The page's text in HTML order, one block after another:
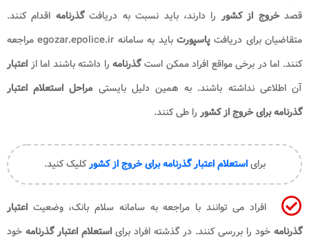
قصدخروج از کشور را دارند، باید نسبت به دریافتگذرنامه اقدام کنند.
متقاضیان برای دریافتپاسپورت
باید به سامانه egozar.epolice.ir مراجعه
کنند. اما در برخی مواقع افراد ممکن استگذرنامهرا داشته باشند اما از اعتبار
آن اطلاعی نداشته باشند. به همین دلیل بایستی مراحل استعلام اعتبار
گذرنامه برای خروج از کشوررا طی کنند.
برایاستعلام اعتبار گذرنامه برای خروج از کشورکلیک کنید.
افراد می توانند با مراجعه به سامانه سلام بانک، وضعیت اعتبار
گذرنامه خود را بررسی کنند. در گذشته افراد برای استعلام اعتبار گذرنامه خود